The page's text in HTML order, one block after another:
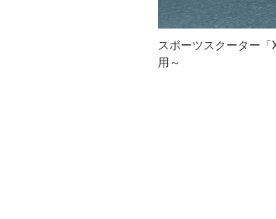
スポーツスクーター「
用～